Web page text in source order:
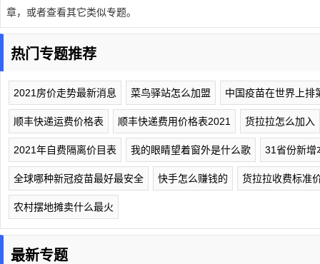
章，或者查看其它类似专题。
热门专题推荐
2021房价走势最新消息 菜鸟驿站怎么加盟 中国疫苗在世界上排
顺丰快递运费价格表 顺丰快递费用价格表2021 货拉拉怎么加入
2021年自费隔离价目表 我的眼睛望着窗外是什么歌 31省份新增
全球哪种新冠疫苗最好最安全 快手怎么赚钱的 货拉拉收费标准
农村摆地摊卖什么最火
最新专题